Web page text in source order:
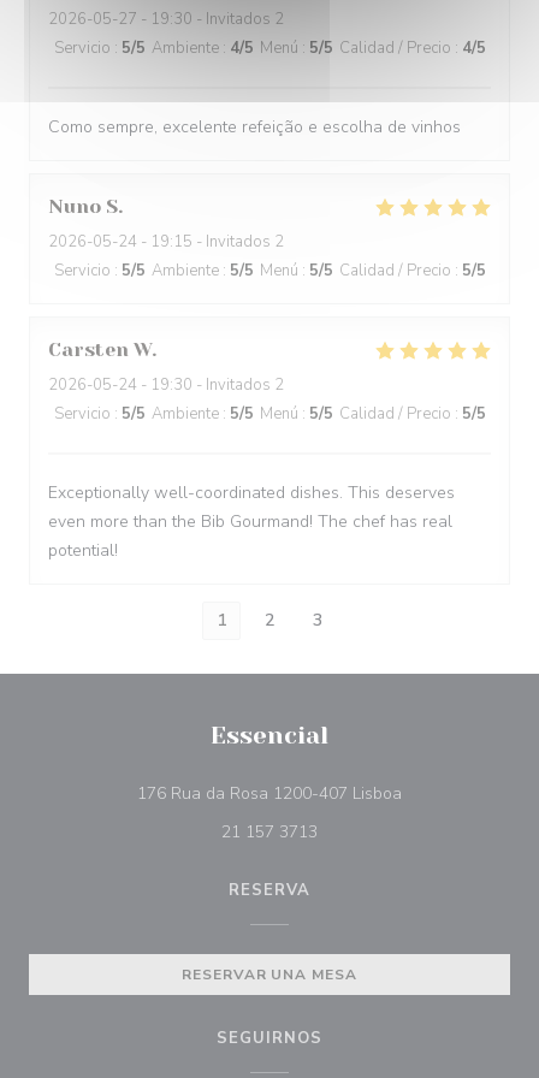
2026-05-27 - 19:30 - Invitados 2
Servicio : 5/5 Ambiente : 4/5 Menú : 5/5 Calidad / Precio : 4/5
Como sempre, excelente refeição e escolha de vinhos
Nuno S
2026-05-24 - 19:15 - Invitados 2
Servicio : 5/5 Ambiente : 5/5 Menú : 5/5 Calidad / Precio : 5/5
Carsten W
2026-05-24 - 19:30 - Invitados 2
Servicio : 5/5 Ambiente : 5/5 Menú : 5/5 Calidad / Precio : 5/5
Exceptionally well-coordinated dishes. This deserves
even more than the Bib Gourmand! The chef has real
potential!
1 2 3
Essencial
176 Rua da Rosa 1200-407 Lisboa
21 157 3713
RESERVA
RESERVAR UNA MESA
SEGUIRNOS